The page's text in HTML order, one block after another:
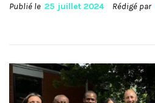
Publié le 25 juillet 2024 Rédigé par